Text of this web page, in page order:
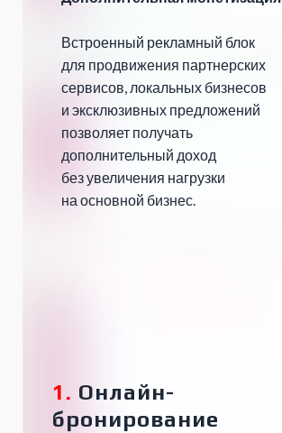
1. Онлайн-
бронирование
Встроенный рекламный блок
для продвижения партнерских
сервисов, локальных бизнесов
и эксклюзивных предложений
позволяет получать
дополнительный доход
без увеличения нагрузки
на основной бизнес.